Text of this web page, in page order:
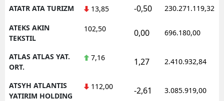
ATATR ATA TURIZM 13,85 -0,50 230.271.119,32
ATEKS AKIN
TEKSTIL
102,50 0,00 696.180,00
ATLAS ATLAS YAT.
ORT.
7,16 1,27 2.410.932,84
ATSYH ATLANTIS
YATIRIM HOLDING
112,00 -2,61 3.085.919,00